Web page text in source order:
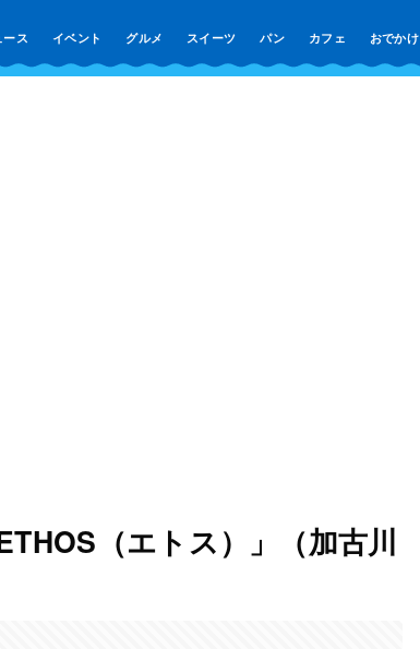
ース イベント グルメ スイーツ パン カフェ おでかけ
（エトス）」（加古川